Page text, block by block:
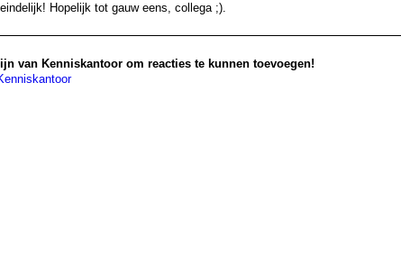
Hopelijk tot gauw eens, collega ;).
van Kenniskantoor om reacties te kunnen toevoegen!